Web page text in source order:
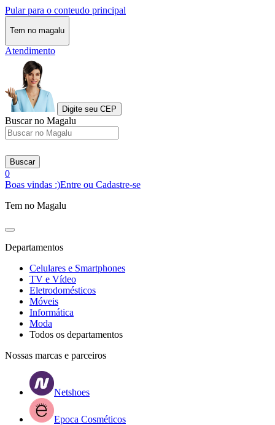
Pular para o conteudo principal
Tem no magalu
Atendimento
Digite seu CEP
Buscar no Magalu
Buscar
0
Boas vindas :)Entre ou Cadastre-se
Tem no Magalu
Departamentos
Celulares e Smartphones
TV e Vídeo
Eletrodomésticos
Móveis
Informática
Moda
Todos os departamentos
Nossas marcas e parceiros
Netshoes
Epoca Cosméticos